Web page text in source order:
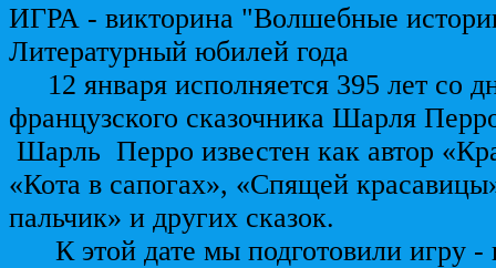
ИГРА - викторина "Волшебные
Литературный юбилей года
12 января исполняется 395 лет со
французского сказочника Шарля
Шарль Перро известен как автор
«Кота в сапогах», «Спящей
пальчик» и других сказок.
К этой дате мы подготовили игру -